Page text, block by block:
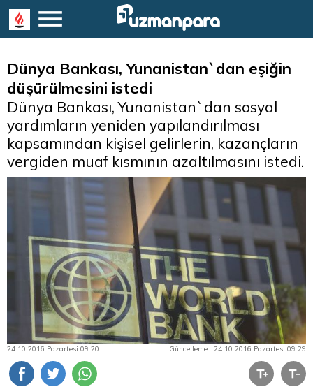
Dünya Bankası, Yunanistan`dan eşiğin
düşürülmesini istedi
Dünya Bankası, Yunanistan`dan sosyal
yardımların yeniden yapılandırılması
kapsamından kişisel gelirlerin, kazançların
vergiden muaf kısmının azaltılmasını istedi.
24.10.2016 Pazartesi 09:20 Güncelleme : 24.10.2016 Pazartesi 09:29